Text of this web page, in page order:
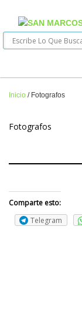
Inicio / Fotografos
Fotografos
Comparte esto:
Telegram